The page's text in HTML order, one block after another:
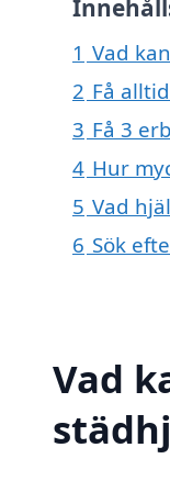
1 Vad
2 Få
3 Få 3
4 Hur
5 Vad
6 Sök
Vad